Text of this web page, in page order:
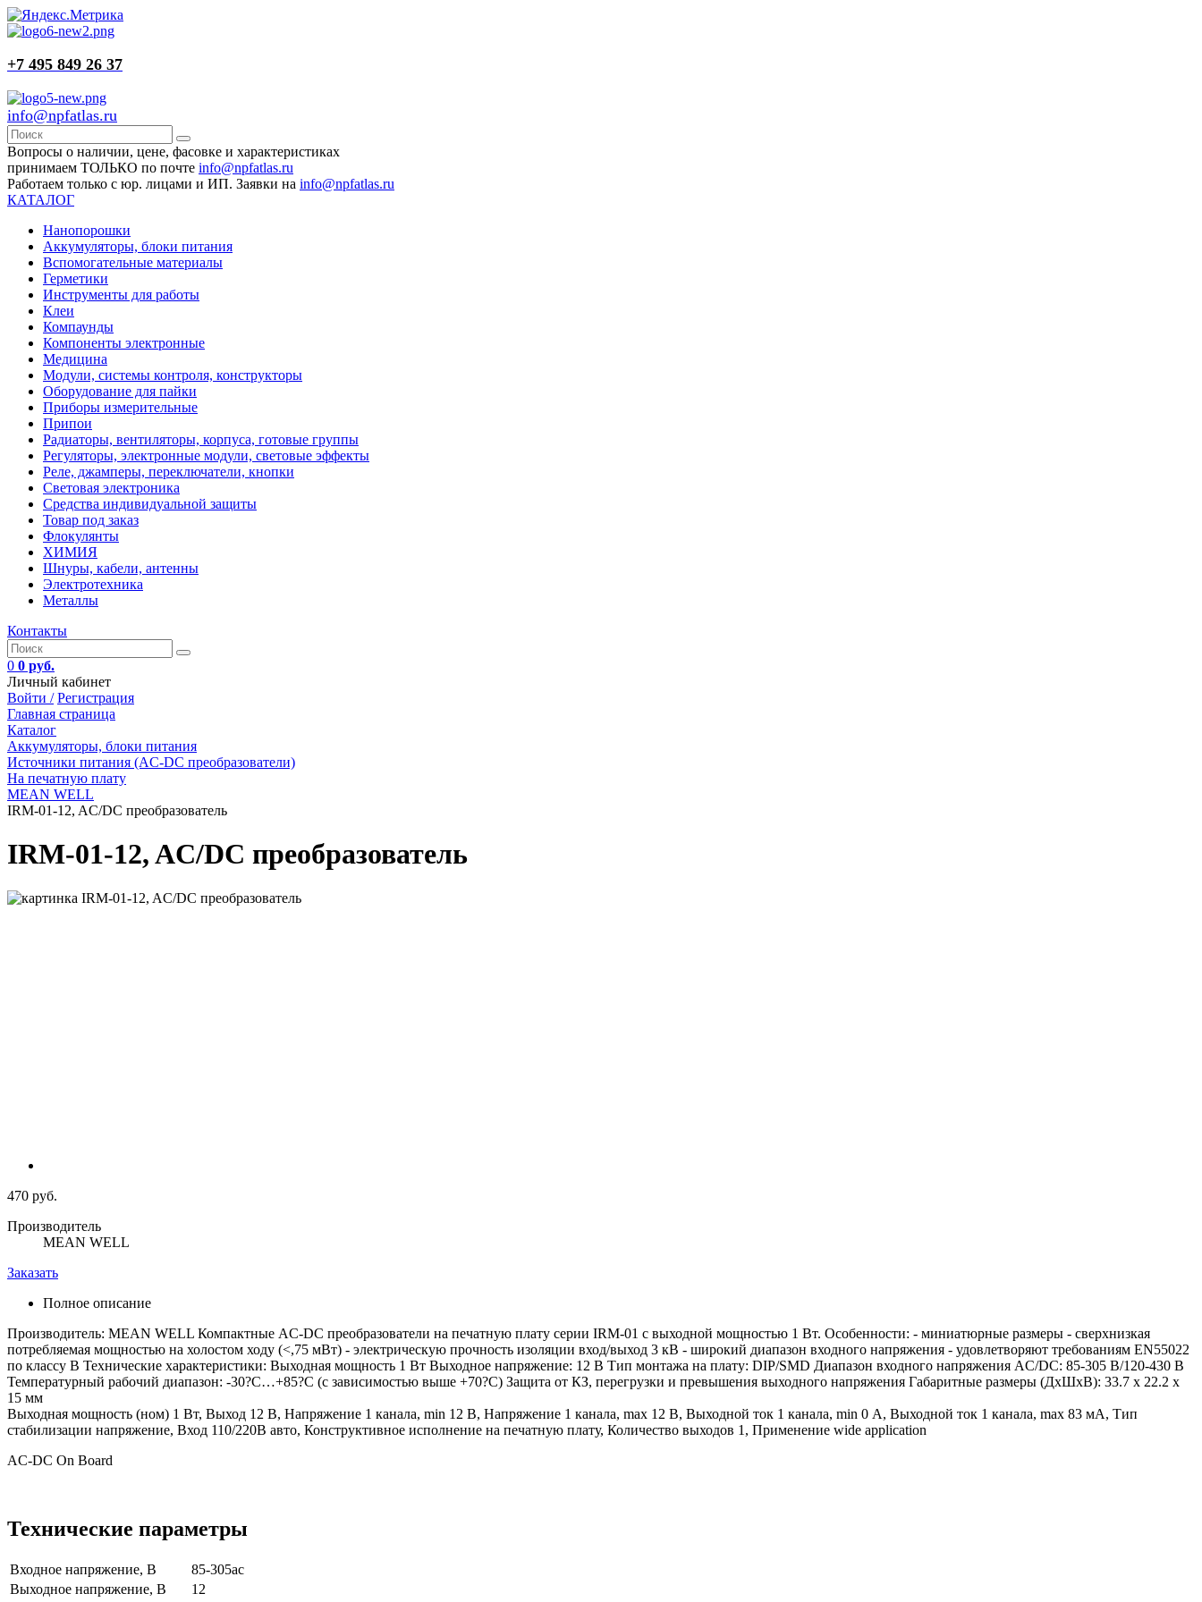
+7 495 849 26 37
info@npfatlas.ru
Вопросы о наличии, цене, фасовке и характеристиках
принимаем ТОЛЬКО по почте info@npfatlas.ru
Работаем только с юр. лицами и ИП. Заявки на info@npfatlas.ru
КАТАЛОГ
Нанопорошки
Аккумуляторы, блоки питания
Вспомогательные материалы
Герметики
Инструменты для работы
Клеи
Компаунды
Компоненты электронные
Медицина
Модули, системы контроля, конструкторы
Оборудование для пайки
Приборы измерительные
Припои
Радиаторы, вентиляторы, корпуса, готовые группы
Регуляторы, электронные модули, световые эффекты
Реле, джамперы, переключатели, кнопки
Световая электроника
Средства индивидуальной защиты
Товар под заказ
Флокулянты
ХИМИЯ
Шнуры, кабели, антенны
Электротехника
Металлы
Контакты
0 0 руб.
Личный кабинет
Войти / Регистрация
Главная страница
Каталог
Аккумуляторы, блоки питания
Источники питания (AC-DC преобразователи)
На печатную плату
MEAN WELL
IRM-01-12, AC/DC преобразователь
IRM-01-12, AC/DC преобразователь
470 руб.
Производитель
MEAN WELL
Заказать
Полное описание
Производитель: MEAN WELL Компактные AC-DC преобразователи на печатную плату серии IRM-01 с выходной мощностью 1 Вт. Особенности: - миниатюрные размеры - сверхнизкая
потребляемая мощностью на холостом ходу (<,75 мВт) - электрическую прочность изоляции вход/выход 3 кВ - широкий диапазон входного напряжения - удовлетворяют требованиям EN55022
по классу В Технические характеристики: Выходная мощность 1 Вт Выходное напряжение: 12 В Тип монтажа на плату: DIP/SMD Диапазон входного напряжения AC/DC: 85-305 В/120-430 В
Температурный рабочий диапазон: -30?С…+85?С (с зависимостью выше +70?С) Защита от КЗ, перегрузки и превышения выходного напряжения Габаритные размеры (ДхШхВ): 33.7 x 22.2 x
15 мм
Выходная мощность (ном) 1 Вт, Выход 12 В, Напряжение 1 канала, min 12 В, Напряжение 1 канала, max 12 В, Выходной ток 1 канала, min 0 А, Выходной ток 1 канала, max 83 мА, Тип
стабилизации напряжение, Вход 110/220В авто, Конструктивное исполнение на печатную плату, Количество выходов 1, Применение wide application
AC-DC On Board
Технические параметры
Входное напряжение, В
85-305ac
Выходное напряжение, В
12